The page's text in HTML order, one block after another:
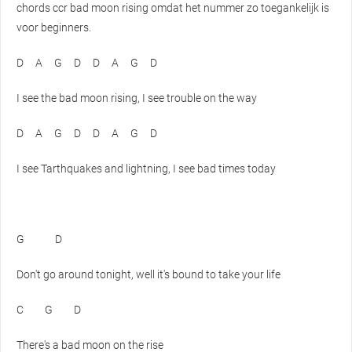
chords ccr bad moon rising omdat het nummer zo toegankelijk is
voor beginners.
D A G D D A G D
I see the bad moon rising, I see trouble on the way
D A G D D A G D
I see Tarthquakes and lightning, I see bad times today
G D
Don't go around tonight, well it's bound to take your life
C G D
There's a bad moon on the rise